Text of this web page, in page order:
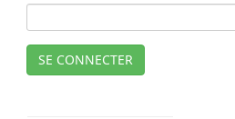
SE CONNECTER